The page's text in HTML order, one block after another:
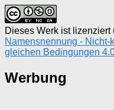
Dieses Werk ist lizenziert
Namensnennung -
gleichen Bedingungen
Werbung